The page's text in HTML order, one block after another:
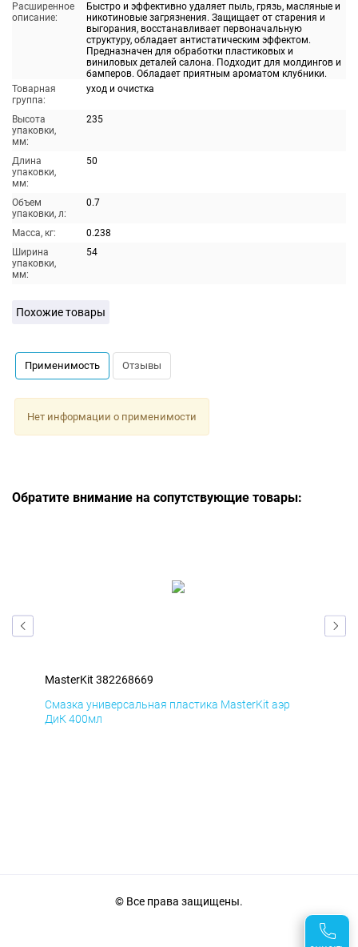
Расширенное
описание:
Быстро и эффективно удаляет пыль, грязь, масляные и
никотиновые загрязнения. Защищает от старения и
выгорания, восстанавливает первоначальную
структуру, обладает антистатическим эффектом.
Предназначен для обработки пластиковых и
виниловых деталей салона. Подходит для молдингов и
бамперов. Обладает приятным ароматом клубники.
Товарная
группа:
уход и очистка
Высота
упаковки,
мм:
235
Длина
упаковки,
мм:
50
Объем
упаковки, л:
0.7
Масса, кг:
0.238
Ширина
упаковки,
мм:
54
Похожие товары
Применимость Отзывы
Нет информации о применимости
Обратите внимание на сопутствующие товары:
MasterKit 382268669
Смазка универсальная пластика MasterKit аэр
ДиК 400мл
© Все права защищены.